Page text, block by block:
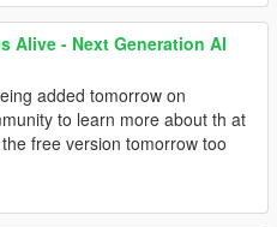
Alive - Next Generation AI
added tomorrow on
to learn more about th at
free version tomorrow too